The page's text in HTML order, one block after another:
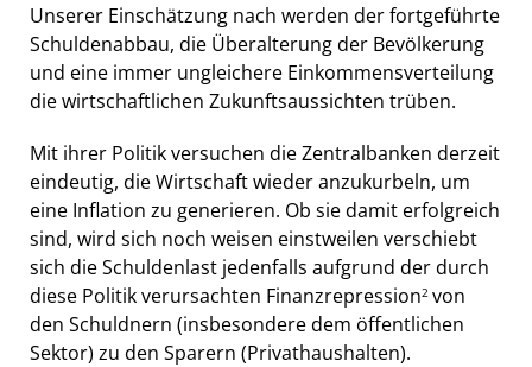
Unserer Einschätzung nach werden der fortgeführte
Schuldenabbau, die Überalterung der Bevölkerung
und eine immer ungleichere Einkommensverteilung
die wirtschaftlichen Zukunftsaussichten trüben.
Mit ihrer Politik versuchen die Zentralbanken derzeit
eindeutig, die Wirtschaft wieder anzukurbeln, um
eine Inflation zu generieren. Ob sie damit erfolgreich
sind, wird sich noch weisen einstweilen verschiebt
sich die Schuldenlast jedenfalls aufgrund der durch
diese Politik verursachten Finanzrepression2 von
den Schuldnern (insbesondere dem öffentlichen
Sektor) zu den Sparern (Privathaushalten).